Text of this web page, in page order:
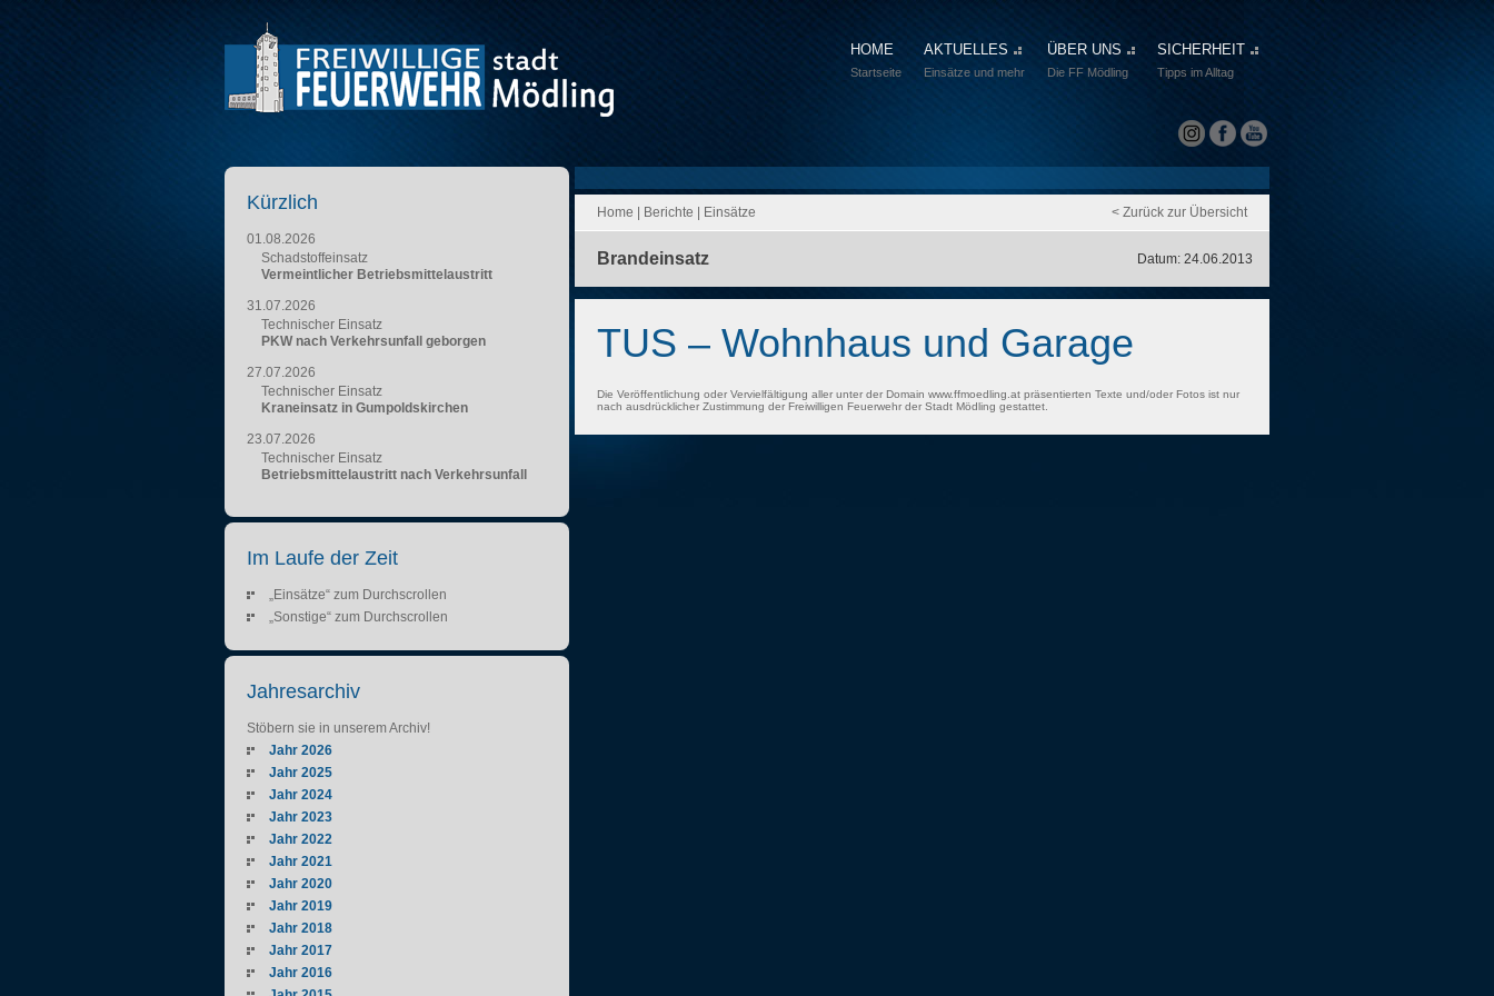
HOME
Startseite
AKTUELLES
Einsätze und mehr
ÜBER UNS
Die FF Mödling
SICHERHEIT
Tipps im Alltag
Home Berichte Einsätze < Zurück zur Übersicht
Brandeinsatz Datum: 24.06.2013
TUS – Wohnhaus und Garage
Die Veröffentlichung oder Vervielfältigung aller unter der Domain www.ffmoedling.at präsentierten Texte und/oder Fotos ist nur
nach ausdrücklicher Zustimmung der Freiwilligen Feuerwehr der Stadt Mödling gestattet.
Kürzlich
01.08.2026
Schadstoffeinsatz
Vermeintlicher Betriebsmittelaustritt
31.07.2026
Technischer Einsatz
PKW nach Verkehrsunfall geborgen
27.07.2026
Technischer Einsatz
Kraneinsatz in Gumpoldskirchen
23.07.2026
Technischer Einsatz
Betriebsmittelaustritt nach Verkehrsunfall
Im Laufe der Zeit
„Einsätze“ zum Durchscrollen
„Sonstige“ zum Durchscrollen
Jahresarchiv
Stöbern sie in unserem Archiv!
Jahr 2026
Jahr 2025
Jahr 2024
Jahr 2023
Jahr 2022
Jahr 2021
Jahr 2020
Jahr 2019
Jahr 2018
Jahr 2017
Jahr 2016